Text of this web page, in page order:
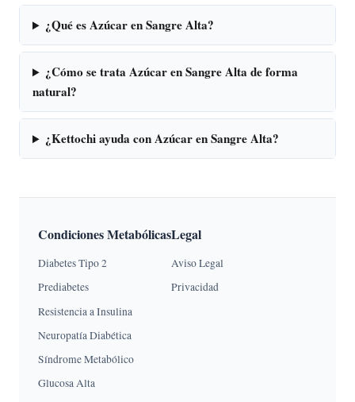
¿Qué es Azúcar en Sangre Alta?
¿Cómo se trata Azúcar en Sangre Alta de forma
natural?
¿Kettochi ayuda con Azúcar en Sangre Alta?
Condiciones Metabólicas
Diabetes Tipo 2
Prediabetes
Resistencia a Insulina
Neuropatía Diabética
Síndrome Metabólico
Glucosa Alta
Legal
Aviso Legal
Privacidad